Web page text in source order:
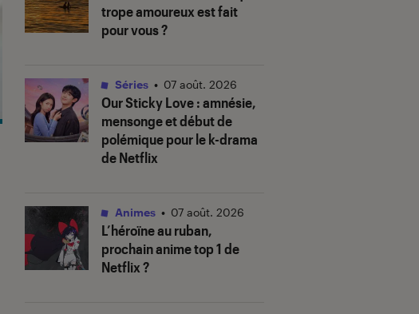
trope amoureux est fait
pour vous ?
Our Sticky Love: amnésie,
mensonge et début de
polémique pour le k-drama
de Netflix
Séries • 07 août. 2026
L’héroïne au ruban,
prochain anime top 1 de
Netflix ?
Animes • 07 août. 2026